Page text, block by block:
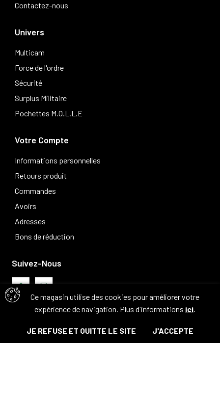
Contactez-nous
Univers
Multicam
Force de l'ordre
Sécurité
Surplus Militaire
Pochettes M.O.L.L.E
Votre Compte
Informations personnelles
Retours produit
Commandes
Avoirs
Adresses
Bons de réduction
Ce magasin utilise des cookies pour améliorer votre
expérience de navigation. Plus d'informations ici.
JE REFUSE ET QUITTE LE SITE J'ACCEPTE
Suivez-Nous